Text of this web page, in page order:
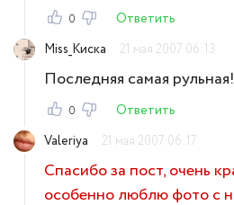
0
Ответить
Miss_Киска
21 мая 2007 06:13
Последняя самая
0
Ответить
Valeriya
21 мая 2007 06:17
Спасибо за пост, очень
особенно люблю фото с